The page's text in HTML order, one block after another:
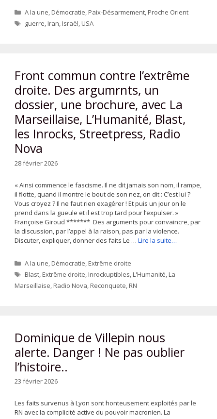
Catégories
A la une,Démocratie,Paix-Désarmement,Proche Orient
Étiquettes
guerre,Iran,Israël,USA
Front commun contre l’extrême
droite. Des argumrnts, un
dossier, une brochure, avec La
Marseillaise, L’Humanité, Blast,
les Inrocks, Streetpress, Radio
Nova
28 février 2026
« Ainsi commence le fascisme. Il ne dit jamais son nom, il rampe,
il flotte, quand il montre le bout de son nez, on dit : C’est lui ?
Vous croyez ? Il ne faut rien exagérer ! Et puis un jour on le
prend dans la gueule et il est trop tard pour l’expulser. »
Françoise Giroud ******* Des arguments pour convaincre, par
la discussion, par l’appel à la raison, pas par la violence.
Discuter, expliquer, donner des faits Le … Lire la suite…
Catégories
A la une,Démocratie,Extrême droite
Étiquettes
Blast,Extrême droite,Inrockuptibles,L'Humanité,La
Marseillaise,Radio Nova,Reconquete,RN
Dominique de Villepin nous
alerte. Danger ! Ne pas oublier
l’histoire..
23 février 2026
Les faits survenus à Lyon sont honteusement exploités par le
RN avec la complicité active du pouvoir macronien. La